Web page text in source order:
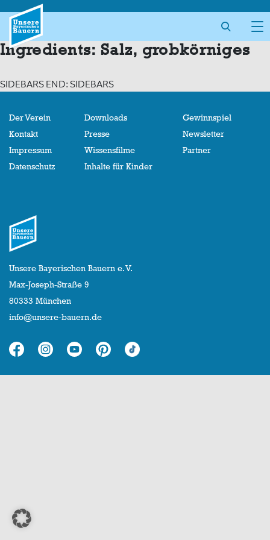
content
Ingredients: Salz, grobkörniges
SIDEBARS END: SIDEBARS
Der Verein
Kontakt
Impressum
Datenschutz
Downloads
Presse
Wissensfilme
Inhalte für Kinder
Gewinnspiel
Newsletter
Partner
Unsere Bayerischen Bauern e. V.
Max-Joseph-Straße 9
80333 München
info@unsere-bauern.de